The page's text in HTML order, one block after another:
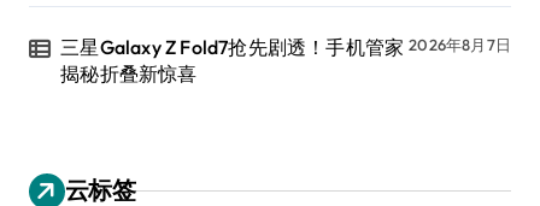
三星Galaxy Z Fold7抢先剧透！手机管家
揭秘折叠新惊喜
2026年8月7日
云标签